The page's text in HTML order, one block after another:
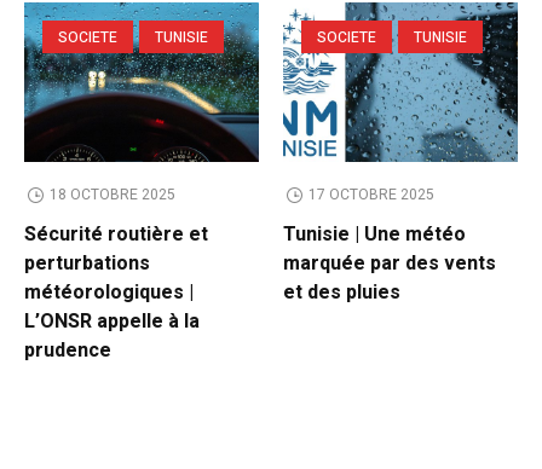
SOCIETE TUNISIE
18 OCTOBRE 2025
Sécurité routière et
perturbations
météorologiques |
L’ONSR appelle à la
prudence
SOCIETE TUNISIE
17 OCTOBRE 2025
Tunisie | Une météo
marquée par des vents
et des pluies